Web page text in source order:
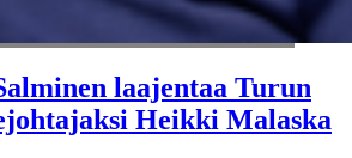
laajentaa Turun
Heikki Malaska